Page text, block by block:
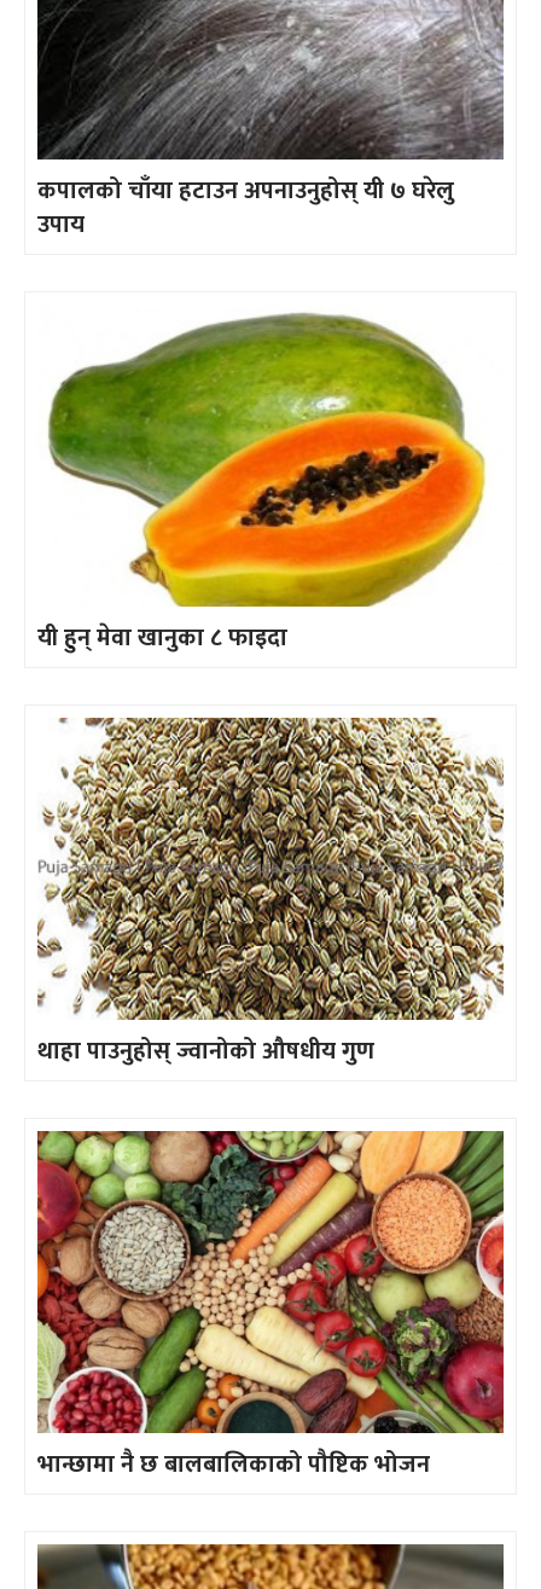
कपालको चाँया हटाउन अपनाउनुहोस् यी ७ घरेलु
उपाय
यी हुन् मेवा खानुका ८ फाइदा
थाहा पाउनुहोस् ज्वानोको औषधीय गुण
भान्छामा नै छ बालबालिकाको पौष्टिक भोजन